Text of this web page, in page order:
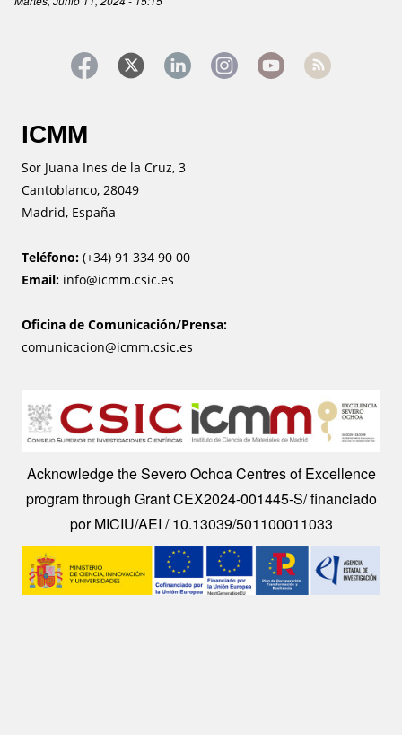
ICMM
Sor Juana Ines de la Cruz, 3
Cantoblanco, 28049
Madrid, España
Teléfono: (+34) 91 334 90 00
Email: info@icmm.csic.es
Oficina de Comunicación/Prensa:
comunicacion@icmm.csic.es
Image
Acknowledge the Severo Ochoa Centres of Excellence
program through Grant CEX2024-001445-S/ financiado
por MICIU/AEI / 10.13039/501100011033
Image